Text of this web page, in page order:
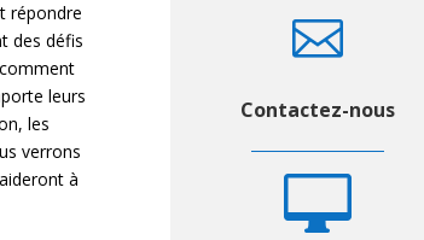
répondre
des défis
leurs
les
verrons
à

Contactez-nous
